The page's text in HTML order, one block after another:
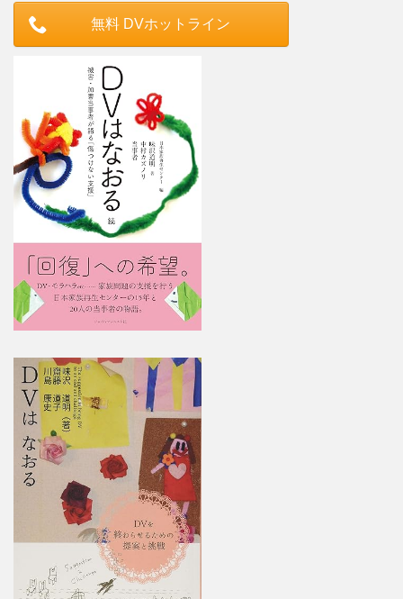
無料 DVホットライン